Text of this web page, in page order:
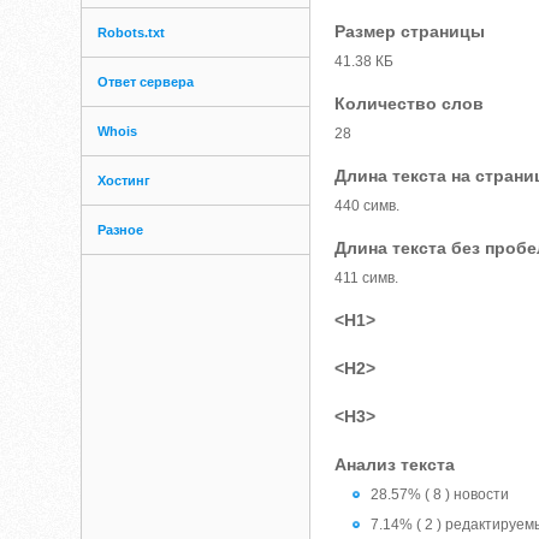
Robots.txt
Ответ сервера
Whois
Хостинг
Разное
Размер страницы
41.38 КБ
Количество слов
28
Длина текста на
440 симв.
Длина текста без
411 симв.
<H1>
<H2>
<H3>
Анализ текста
28.57% ( 8 ) новости
7.14% ( 2 )